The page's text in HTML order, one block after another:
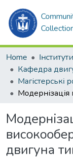
Home Інститути
двигуна